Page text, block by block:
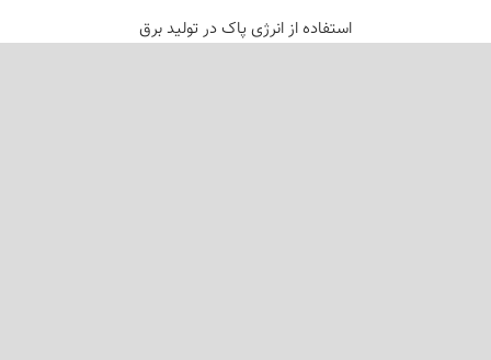
استفاده از انرژی پاک در تولید برق